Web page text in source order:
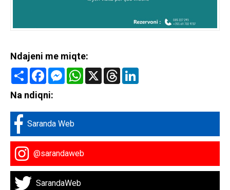
Ndajeni me miqte:
Share FacebookMessenger
WhatsApp
X Threads
Na ndiqni:
Saranda Web
@sarandaweb
SarandaWeb